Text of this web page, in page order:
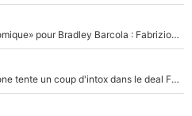
Le PSG «exige une somme astronomique» pour Bradley Barcola : Fabrizio Romano confirme sa prochaine destination !
Mercato - Analyse - PSG : Barcelone tente un coup d'intox dans le deal Ferran Torres ?